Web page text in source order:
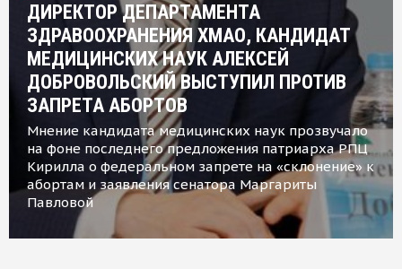
ДИРЕКТОР ДЕПАРТАМЕНТА
ЗДРАВООХРАНЕНИЯ ХМАО, КАНДИДАТ
МЕДИЦИНСКИХ НАУК АЛЕКСЕЙ
ДОБРОВОЛЬСКИЙ ВЫСТУПИЛ ПРОТИВ
ЗАПРЕТА АБОРТОВ
Мнение кандидата медицинских наук прозвучало
на фоне последнего предложения патриарха РПЦ
Кирилла о федеральном запрете на «склонение» к
абортам и заявления сенатора Маргариты
Павловой